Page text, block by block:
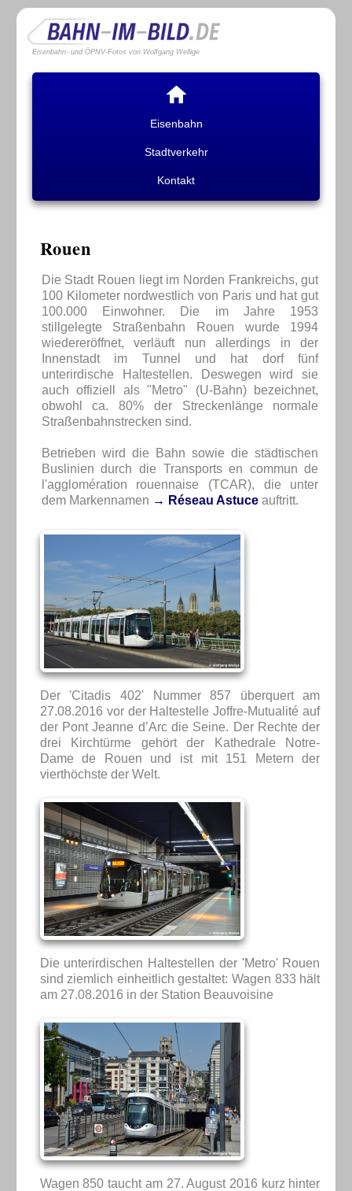
Eisenbahn- und ÖPNV-Fotos von Wolfgang Wellige
Eisenbahn
Stadtverkehr
Kontakt
Rouen
Die Stadt Rouen liegt im Norden Frankreichs, gut
100 Kilometer nordwestlich von Paris und hat gut
100.000 Einwohner. Die im Jahre 1953
stillgelegte Straßenbahn Rouen wurde 1994
wiedereröffnet, verläuft nun allerdings in der
Innenstadt im Tunnel und hat dorf fünf
unterirdische Haltestellen. Deswegen wird sie
auch offiziell als "Metro" (U-Bahn) bezeichnet,
obwohl ca. 80% der Streckenlänge normale
Straßenbahnstrecken sind.
Betrieben wird die Bahn sowie die städtischen
Buslinien durch die Transports en commun de
l'agglomération rouennaise (TCAR), die unter
dem Markennamen → Réseau Astuceauftritt.
Der 'Citadis 402' Nummer 857 überquert am
27.08.2016 vor der Haltestelle Joffre-Mutualité auf
der Pont Jeanne d’Arc die Seine. Der Rechte der
drei Kirchtürme gehört der Kathedrale Notre-
Dame de Rouen und ist mit 151 Metern der
vierthöchste der Welt.
Die unterirdischen Haltestellen der 'Metro' Rouen
sind ziemlich einheitlich gestaltet: Wagen 833 hält
am 27.08.2016 in der Station Beauvoisine
Wagen 850 taucht am 27. August 2016 kurz hinter